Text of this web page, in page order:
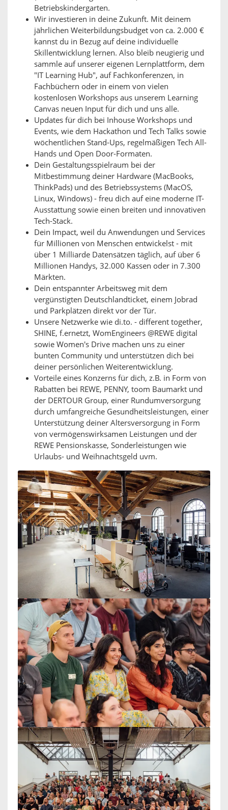
Betriebskindergarten.
Wir investieren in deine Zukunft. Mit deinem
jährlichen Weiterbildungsbudget von ca. 2.000 €
kannst du in Bezug auf deine individuelle
Skillentwicklung lernen. Also bleib neugierig und
sammle auf unserer eigenen Lernplattform, dem
"IT Learning Hub", auf Fachkonferenzen, in
Fachbüchern oder in einem von vielen
kostenlosen Workshops aus unserem Learning
Canvas neuen Input für dich und uns alle.
Updates für dich bei Inhouse Workshops und
Events, wie dem Hackathon und Tech Talks sowie
wöchentlichen Stand-Ups, regelmäßigen Tech All-
Hands und Open Door-Formaten.
Dein Gestaltungsspielraum bei der
Mitbestimmung deiner Hardware (MacBooks,
ThinkPads) und des Betriebssystems (MacOS,
Linux, Windows) - freu dich auf eine moderne IT-
Ausstattung sowie einen breiten und innovativen
Tech-Stack.
Dein Impact, weil du Anwendungen und Services
für Millionen von Menschen entwickelst - mit
über 1 Milliarde Datensätzen täglich, auf über 6
Millionen Handys, 32.000 Kassen oder in 7.300
Märkten.
Dein entspannter Arbeitsweg mit dem
vergünstigten Deutschlandticket, einem Jobrad
und Parkplätzen direkt vor der Tür.
Unsere Netzwerke wie di.to. - different together,
SHINE, f.ernetzt, WomEngineers @REWE digital
sowie Women's Drive machen uns zu einer
bunten Community und unterstützen dich bei
deiner persönlichen Weiterentwicklung.
Vorteile eines Konzerns für dich, z.B. in Form von
Rabatten bei REWE, PENNY, toom Baumarkt und
der DERTOUR Group, einer Rundumversorgung
durch umfangreiche Gesundheitsleistungen, einer
Unterstützung deiner Altersversorgung in Form
von vermögenswirksamen Leistungen und der
REWE Pensionskasse, Sonderleistungen wie
Urlaubs- und Weihnachtsgeld uvm.